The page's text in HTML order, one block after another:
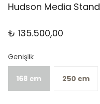
Hudson Media Stand
₺ 135.500,00
Genişlik
168 cm 250 cm